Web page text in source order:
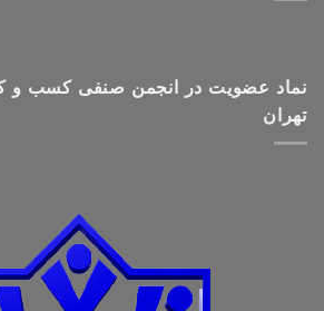
نماد عضویت در انجمن صنفی کسب و
تهران